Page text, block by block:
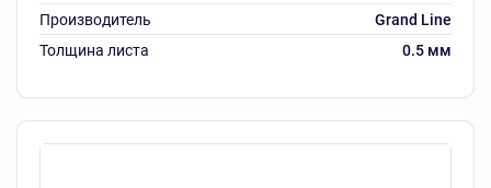
Производитель
Grand Line
Толщина листа
0.5 мм